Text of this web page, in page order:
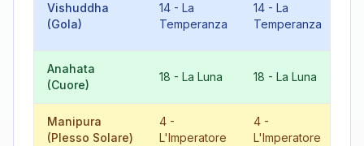
Vishuddha
(Gola)
14 - La
Temperanza
14 - La
Temperanza
Anahata
(Cuore)
18 - La Luna 18 - La Luna
Manipura
(Plesso Solare)
4 -
L'Imperatore
4 -
L'Imperatore